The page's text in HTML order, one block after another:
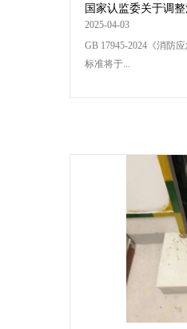
国家认监委关于调
强制性认证实施要求
2025-04-03
GB 17945-2024《消防
标准将于...